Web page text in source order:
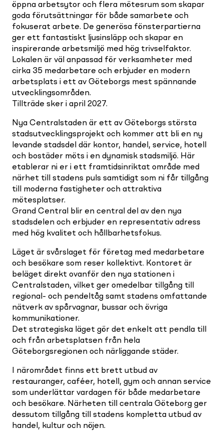
öppna arbetsytor och flera mötesrum som skapar
goda förutsättningar för både samarbete och
fokuserat arbete. De generösa fönsterpartierna
ger ett fantastiskt ljusinsläpp och skapar en
inspirerande arbetsmiljö med hög trivselfaktor.
Lokalen är väl anpassad för verksamheter med
cirka 35 medarbetare och erbjuder en modern
arbetsplats i ett av Göteborgs mest spännande
utvecklingsområden.
Tillträde sker i april 2027.
Nya Centralstaden är ett av Göteborgs största
stadsutvecklingsprojekt och kommer att bli en ny
levande stadsdel där kontor, handel, service, hotell
och bostäder möts i en dynamisk stadsmiljö. Här
etablerar ni er i ett framtidsinriktat område med
närhet till stadens puls samtidigt som ni får tillgång
till moderna fastigheter och attraktiva
mötesplatser.
Grand Central blir en central del av den nya
stadsdelen och erbjuder en representativ adress
med hög kvalitet och hållbarhetsfokus.
Läget är svårslaget för företag med medarbetare
och besökare som reser kollektivt. Kontoret är
beläget direkt ovanför den nya stationen i
Centralstaden, vilket ger omedelbar tillgång till
regional- och pendeltåg samt stadens omfattande
nätverk av spårvagnar, bussar och övriga
kommunikationer.
Det strategiska läget gör det enkelt att pendla till
och från arbetsplatsen från hela
Göteborgsregionen och närliggande städer.
I närområdet finns ett brett utbud av
restauranger, caféer, hotell, gym och annan service
som underlättar vardagen för både medarbetare
och besökare. Närheten till centrala Göteborg ger
dessutom tillgång till stadens kompletta utbud av
handel, kultur och nöjen.